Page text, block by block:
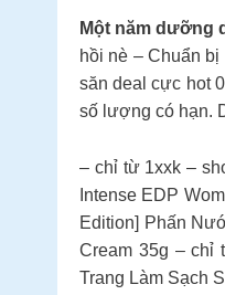
Một năm dưỡng
hồi nè – Chuẩn
săn deal cực hot
số lượng có hạn.
– chỉ từ 1xxk –
Intense EDP
Edition] Phấn
Cream 35g – chỉ
Trang Làm Sạch